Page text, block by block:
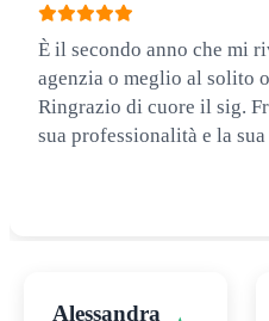
È il secondo anno che mi
agenzia o meglio al solito
Ringrazio di cuore il sig.
sua professionalità e la
Alessandra